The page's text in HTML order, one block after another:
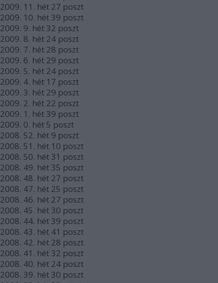
2009. 11. hét 27 poszt
2009. 10. hét 39 poszt
2009. 9. hét 32 poszt
2009. 8. hét 24 poszt
2009. 7. hét 28 poszt
2009. 6. hét 29 poszt
2009. 5. hét 24 poszt
2009. 4. hét 17 poszt
2009. 3. hét 29 poszt
2009. 2. hét 22 poszt
2009. 1. hét 39 poszt
2009. 0. hét 5 poszt
2008. 52. hét 9 poszt
2008. 51. hét 10 poszt
2008. 50. hét 31 poszt
2008. 49. hét 35 poszt
2008. 48. hét 27 poszt
2008. 47. hét 25 poszt
2008. 46. hét 27 poszt
2008. 45. hét 30 poszt
2008. 44. hét 39 poszt
2008. 43. hét 41 poszt
2008. 42. hét 28 poszt
2008. 41. hét 32 poszt
2008. 40. hét 24 poszt
2008. 39. hét 30 poszt